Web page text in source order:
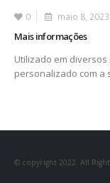
0 maio 8, 2023
Mais informações
Utilizado em
personalizado com a
© copyright 2022. All